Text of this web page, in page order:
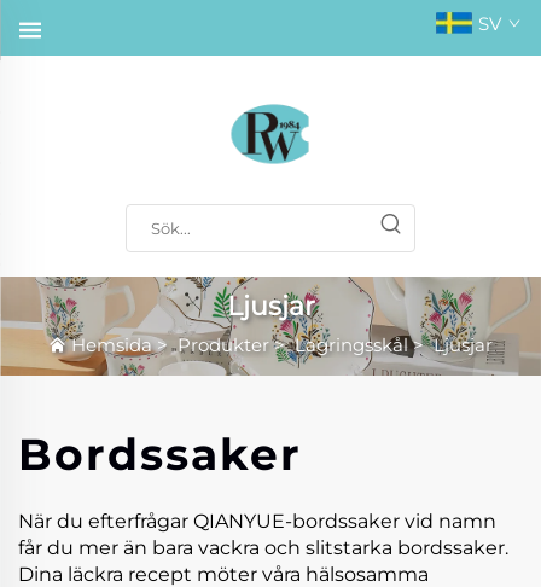
SV
Ljusjar
Hemsida>Produkter>Lagringsskål>Ljusjar
Bordssaker
När du efterfrågar QIANYUE-bordssaker vid namn
får du mer än bara vackra och slitstarka bordssaker.
Dina läckra recept möter våra hälsosamma